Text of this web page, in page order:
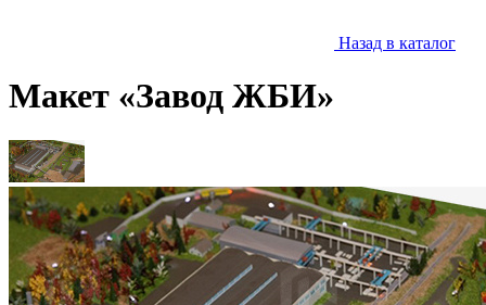
Назад в каталог
Макет «Завод ЖБИ»